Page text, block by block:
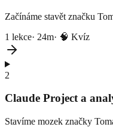
Začínáme stavět značku
1 lekce· 24m· 🧠 Kvíz
2
Claude Project a
Stavíme mozek značky